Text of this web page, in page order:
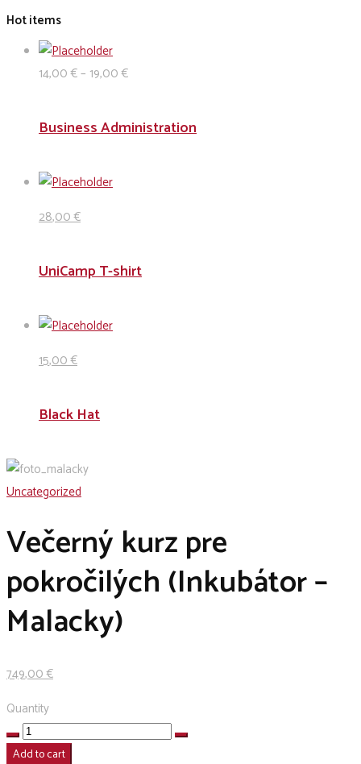
Hot items
14,00 €– 19,00 €
Business Administration
28,00€
UniCamp T-shirt
15,00€
Black Hat
Uncategorized
Večerný kurz pre
pokročilých (Inkubátor –
Malacky)
749,00€
Quantity
Večerný
kurz
Add to cart